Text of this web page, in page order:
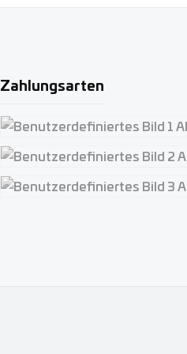
Zahlungsarten
Benutzerdefiniertes Bild 1
Benutzerdefiniertes Bild 2